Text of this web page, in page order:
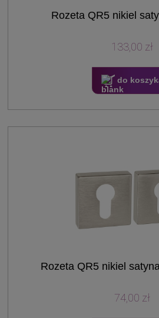
Rozeta QR5 nikiel
133,00 zł
do
Rozeta QR5 nikiel
74,00 zł